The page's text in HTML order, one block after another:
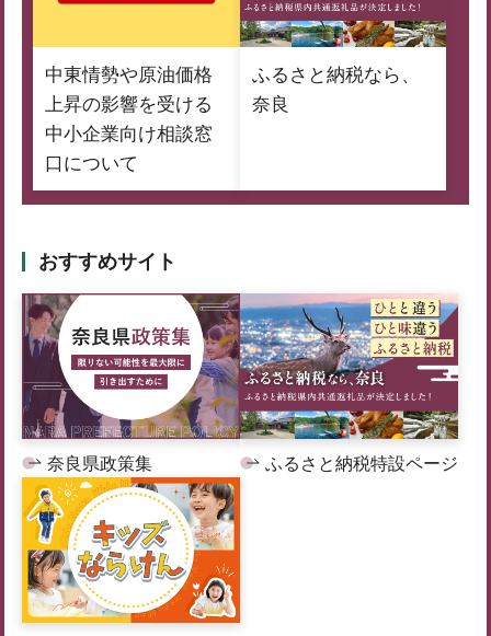
中東情勢や原油価格
上昇の影響を受ける
中小企業向け相談窓
口について
ふるさと納税なら、
奈良
おすすめサイト
奈良県政策集 ふるさと納税特設ページ